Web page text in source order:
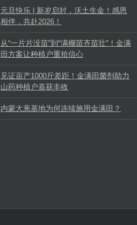
元旦快乐 | 新岁启封，沃土生金！感恩
相伴，共赴2026！
从“一片片没苗”到“满棚苗齐苗壮”！金满
田方案让种植户重拾信心
见证亩产1000斤差距！金满田菌剂助力
山药种植户喜获丰收
内蒙大葱基地为何连续施用金满田？